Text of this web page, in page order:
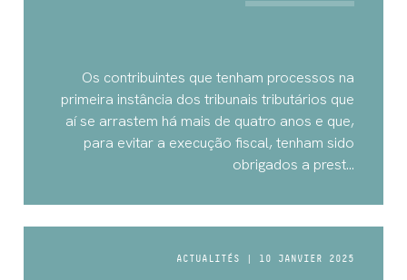
Os contribuintes que tenham processos na
primeira instância dos tribunais tributários que
aí se arrastem há mais de quatro anos e que,
para evitar a execução fiscal, tenham sido
obrigados a prest...
ACTUALITÉS | 10 JANVIER 2025